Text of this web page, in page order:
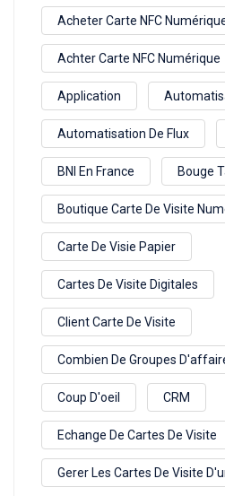
Acheter Carte NFC
Achter Carte NFC Numérique
Application
Automatisation De Flux
BNI En France Bouge
Boutique Carte De Visite
Carte De Visie Papier
Cartes De Visite Digitales
Client Carte De Visite
Combien De Groupes
Coup D'oeil CRM
Echange De Cartes De Visite
Gerer Les Cartes De Visite